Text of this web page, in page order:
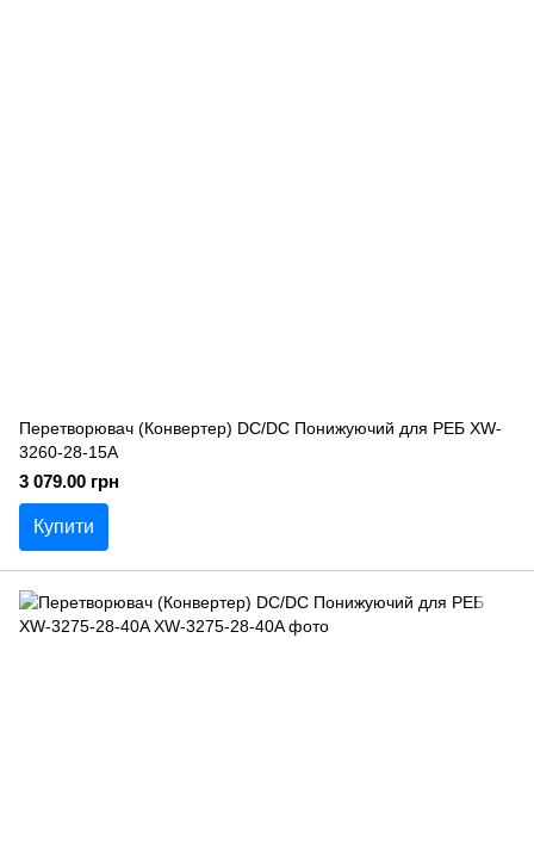
Перетворювач (Конвертер) DC/DC Понижуючий для РЕБ XW-
3260-28-15A
3 079.00 грн
Купити